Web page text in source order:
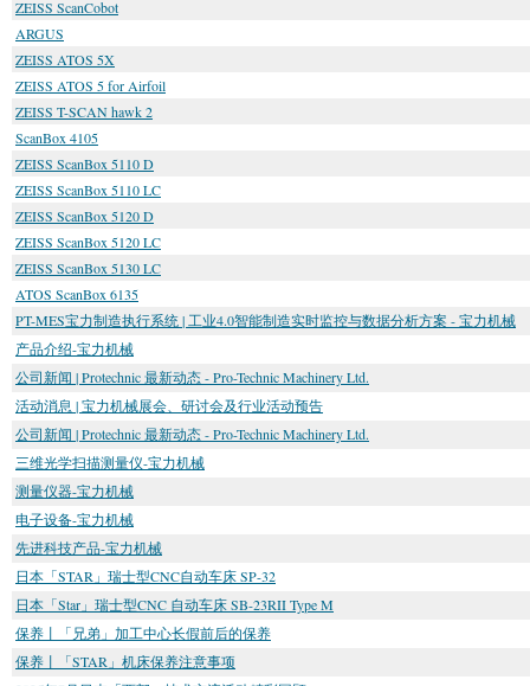
ZEISS ScanCobot
ARGUS
ZEISS ATOS 5X
ZEISS ATOS 5 for Airfoil
ZEISS T-SCAN hawk 2
ScanBox 4105
ZEISS ScanBox 5110 D
ZEISS ScanBox 5110 LC
ZEISS ScanBox 5120 D
ZEISS ScanBox 5120 LC
ZEISS ScanBox 5130 LC
ATOS ScanBox 6135
PT-MES宝力制造执行系统 | 工业4.0智能制造实时监控与数据分析方案 - 宝力机械
产品介绍-宝力机械
公司新闻 | Protechnic 最新动态 - Pro-Technic Machinery Ltd.
活动消息 | 宝力机械展会、研讨会及行业活动预告
公司新闻 | Protechnic 最新动态 - Pro-Technic Machinery Ltd.
三维光学扫描测量仪-宝力机械
测量仪器-宝力机械
电子设备-宝力机械
先进科技产品-宝力机械
日本「STAR」瑞士型CNC自动车床 SP-32
日本「Star」瑞士型CNC 自动车床 SB-23RII Type M
保养丨「兄弟」加工中心长假前后的保养
保养丨「STAR」机床保养注意事项